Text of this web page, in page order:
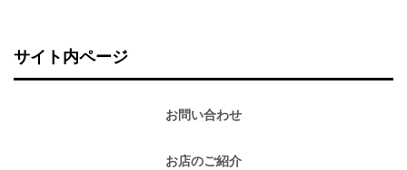
サイト内ページ
お問い合わせ
お店のご紹介